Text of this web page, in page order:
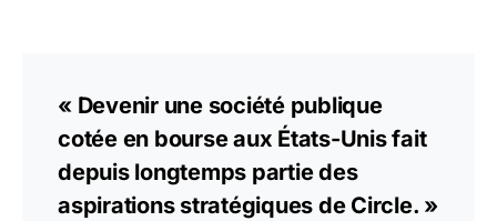
« Devenir une société publique
cotée en bourse aux États-Unis fait
depuis longtemps partie des
aspirations stratégiques de Circle. »